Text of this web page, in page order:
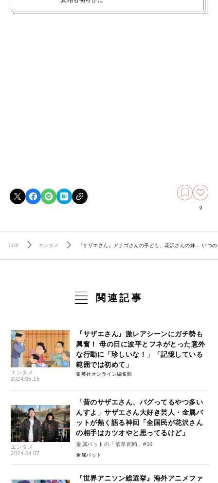
9
TOP エンタメ 『サザエさん』アナゴさんの子ども、花沢さんの妹… いつ
関連記事
エンタメ
2024.05.15
『サザエさん』激レアシーンにガチ勢も
興奮！ 母の日に波平とフネがとった意外
な行動に「珍しいな！」「記憶している
範囲では初めて」
集英社オンライン編集部
エンタメ
2024.04.07
「昔のサザエさん、バグってるやつ多い
んすよ」サザエさん大好き芸人・金属バ
ットが熱く語る神回「全国民が花沢さん
の相手はカツオやと思ってるけど」
金属バットの「酒辛肉鮪」#10
金属バット
『世界アニソン総選挙』海外アニメファ